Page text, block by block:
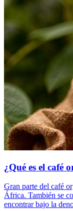
¿Qué es el café
Gran parte del café
África. También se
encontrar bajo la